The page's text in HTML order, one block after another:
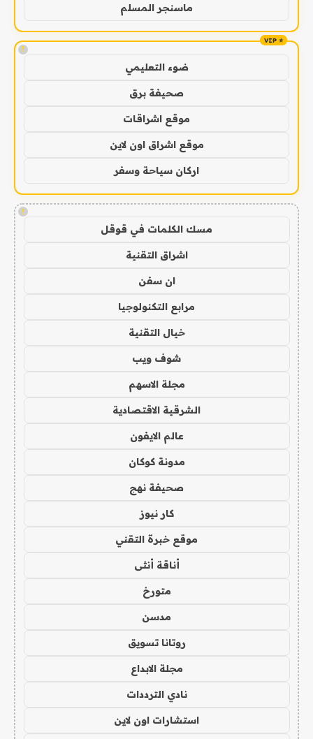
ماسنجر المسلم
!
ضوء التعليمي
صحيفة برق
موقع اشراقات
موقع اشراق اون لاين
اركان سياحة وسفر
!
مسك الكلمات في قوقل
اشراق التقنية
ان سفن
مرابع التكنولوجيا
خيال التقنية
شوف ويب
مجلة الاسهم
الشرقية الاقتصادية
عالم الايفون
مدونة كوكان
صحيفة نهج
كار نيوز
موقع خبرة التقني
أناقة أنثى
متورخ
مدسن
روتانا تسويق
مجلة الابداع
نادي الترددات
استشارات اون لاين